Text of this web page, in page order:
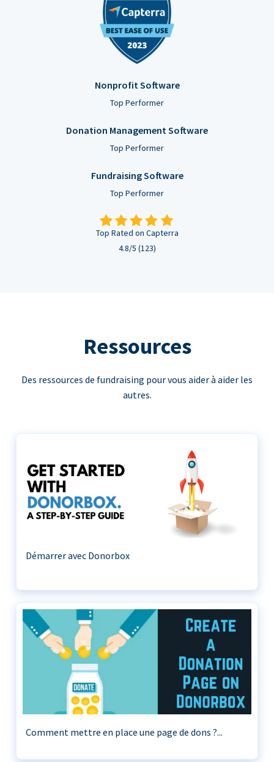
Nonprofit Software
Top Performer
Donation Management Software
Top Performer
Fundraising Software
Top Performer
Top Rated on Capterra
4.8/5 (123)
Ressources
Des ressources de fundraising pour vous aider à aider les
autres.
Démarrer avec Donorbox
Comment mettre en place une page de dons ?...